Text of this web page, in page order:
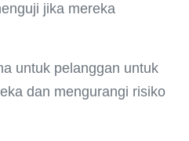
jika mereka
untuk pelanggan untuk
dan mengurangi risiko